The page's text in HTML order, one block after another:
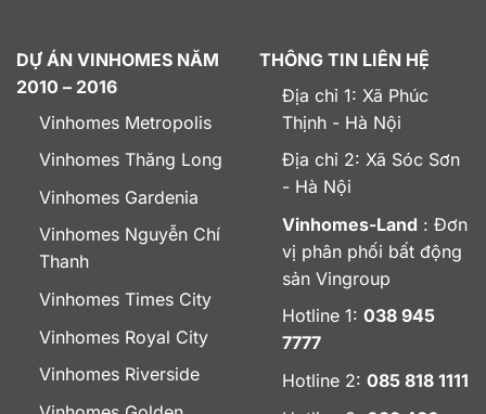
DỰ ÁN VINHOMES NĂM
2010 – 2016
Vinhomes Metropolis
Vinhomes Thăng Long
Vinhomes Gardenia
Vinhomes Nguyễn Chí
Thanh
Vinhomes Times City
Vinhomes Royal City
Vinhomes Riverside
THÔNG TIN LIÊN HỆ
Địa chỉ 1: Xã Phúc
Thịnh - Hà Nội
Địa chỉ 2: Xã Sóc Sơn
- Hà Nội
Vinhomes-Land : Đơn
vị phân phối bất động
sản Vingroup
Hotline 1: 038 945
7777
Hotline 2: 085 818 1111